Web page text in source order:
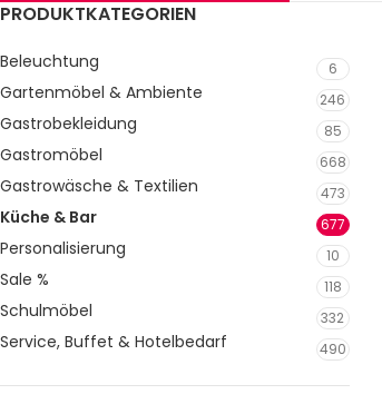
PRODUKTKATEGORIEN
Beleuchtung 6
Gartenmöbel & Ambiente 246
Gastrobekleidung 85
Gastromöbel 668
Gastrowäsche & Textilien 473
Küche & Bar 677
Personalisierung 10
Sale % 118
Schulmöbel 332
Service, Buffet & Hotelbedarf 490